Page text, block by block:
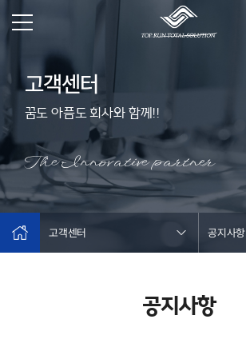
고객센터
꿈도 아픔도 회사와 함께!!
The Innovative partner
고객센터 공지사항
공지사항